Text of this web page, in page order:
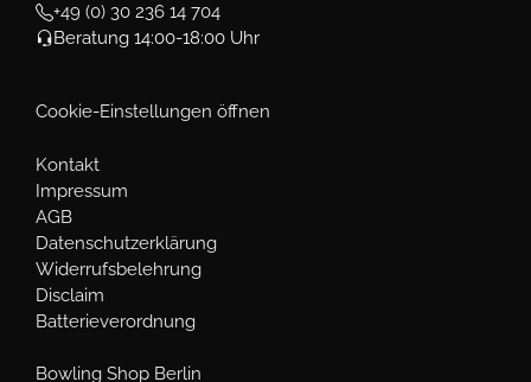
+49 (0) 30 236 14 704
Beratung 14:00-18:00 Uhr
Cookie-Einstellungen öffnen
Kontakt
Impressum
AGB
Datenschutzerklärung
Widerrufsbelehrung
Disclaim
Batterieverordnung
Bowling Shop Berlin